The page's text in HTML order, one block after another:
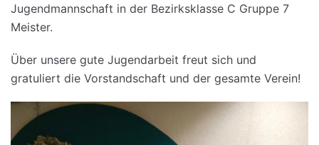
Jugendmannschaft in der Bezirksklasse C Gruppe 7
Meister.
Über unsere gute Jugendarbeit freut sich und
gratuliert die Vorstandschaft und der gesamte Verein!